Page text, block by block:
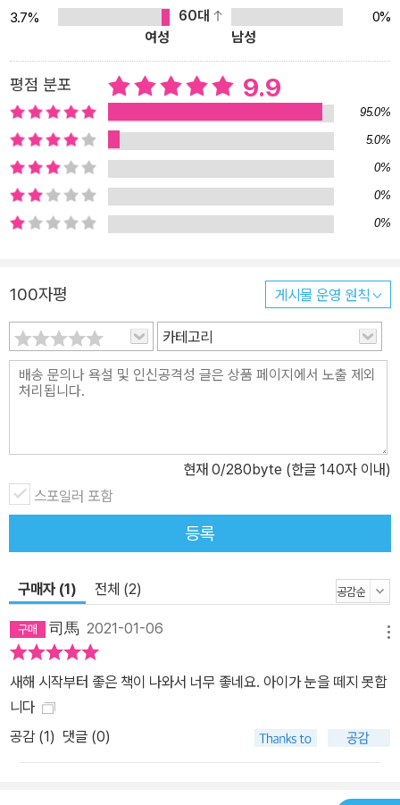
3.7%
60대
0%
여성
남성
평점 분포 9.9
95.0%
5.0%
0%
0%
0%
100자평 게시물 운영 원칙
카테고리
현재 0/280byte (한글 140자 이내)
스포일러 포함
등록
구매자 (1) 전체 (2)
司馬 2021-01-06
새해 시작부터 좋은 책이 나와서 너무 좋네요. 아이가 눈을 떼지 못합
니다
공감 (1) 댓글 (0)